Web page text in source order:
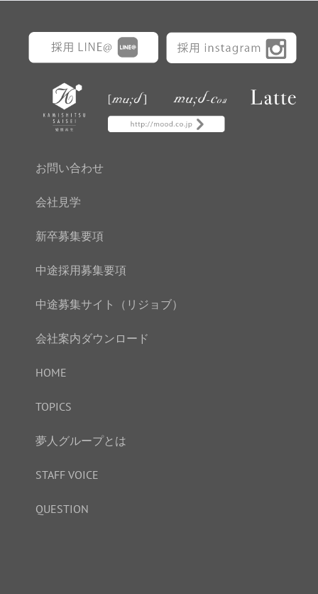
お問い合わせ
会社見学
新卒募集要項
中途採用募集要項
中途募集サイト（リジョブ）
会社案内ダウンロード
HOME
TOPICS
夢人グループとは
STAFF VOICE
QUESTION